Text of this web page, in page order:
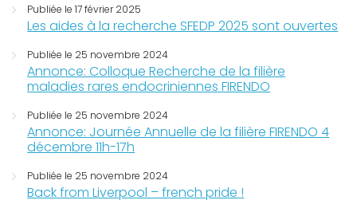
Publiée le 17 février 2025
Les aides à la recherche SFEDP 2025 sont ouvertes
Publiée le 25 novembre 2024
Annonce: Colloque Recherche de la filière
maladies rares endocriniennes FIRENDO
Publiée le 25 novembre 2024
Annonce: Journée Annuelle de la filière FIRENDO 4
décembre 11h-17h
Publiée le 25 novembre 2024
Back from Liverpool – french pride !